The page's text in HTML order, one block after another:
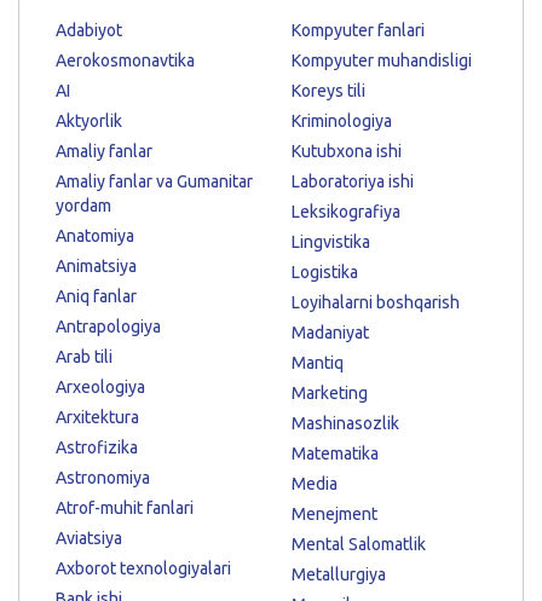
Adabiyot
Aerokosmonavtika
AI
Aktyorlik
Amaliy fanlar
Amaliy fanlar va Gumanitar
yordam
Anatomiya
Animatsiya
Aniq fanlar
Antrapologiya
Arab tili
Arxeologiya
Arxitektura
Astrofizika
Astronomiya
Atrof-muhit fanlari
Aviatsiya
Axborot texnologiyalari
Kompyuter fanlari
Kompyuter muhandisligi
Koreys tili
Kriminologiya
Kutubxona ishi
Laboratoriya ishi
Leksikografiya
Lingvistika
Logistika
Loyihalarni boshqarish
Madaniyat
Mantiq
Marketing
Mashinasozlik
Matematika
Media
Menejment
Mental Salomatlik
Metallurgiya